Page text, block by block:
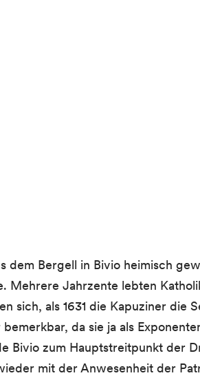
Bergell in Bivio heimisch
Mehrere Jahrzente lebten
sich, als 1631 die Kapuziner die
da sie ja als
Bivio zum Hauptstreitpunkt der
mit der Anwesenheit der